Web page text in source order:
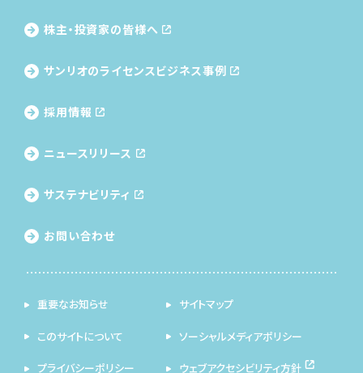
株主・投資家の皆様へ
サンリオのライセンス ビジネス事例
採用情報
ニュースリリース
サステナビリティ
お問い合わせ
重要なお知らせ サイトマップ
このサイトについて ソーシャルメディアポリシー
プライバシーポリシー ウェブアクセシビリティ方針